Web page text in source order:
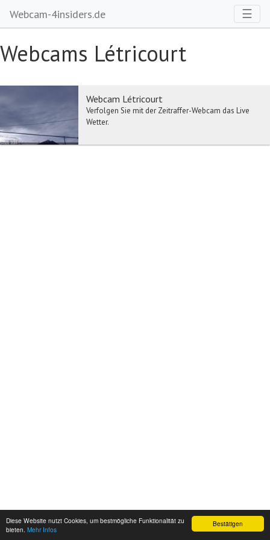
Bestätigen
Diese Website nutzt Cookies, um bestmögliche Funktionalität zu
bieten. Mehr Infos
Webcam-4insiders.de ☰
Webcams Létricourt
Webcam Létricourt
Verfolgen Sie mit der Zeitraffer-Webcam das Live
Wetter.